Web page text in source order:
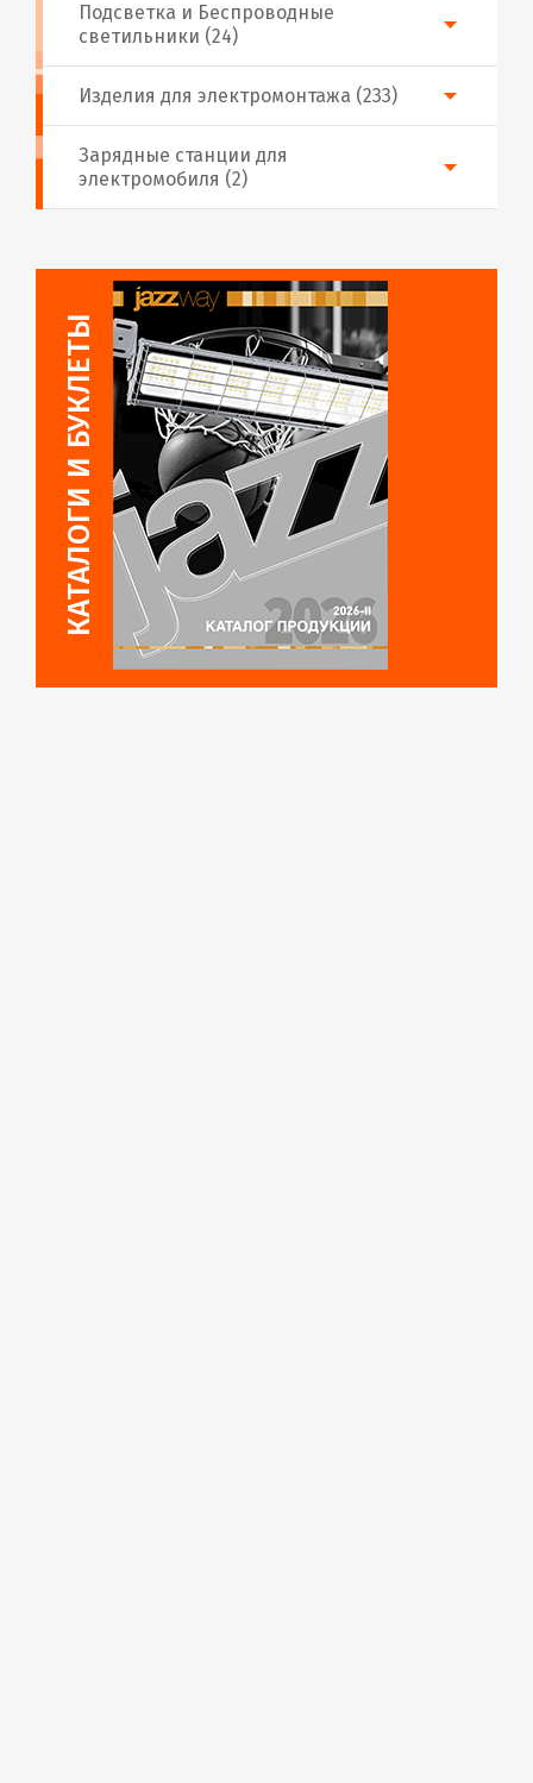
Подсветка и Беспроводные
светильники (24)
Изделия для электромонтажа (233)
Зарядные станции для
электромобиля (2)